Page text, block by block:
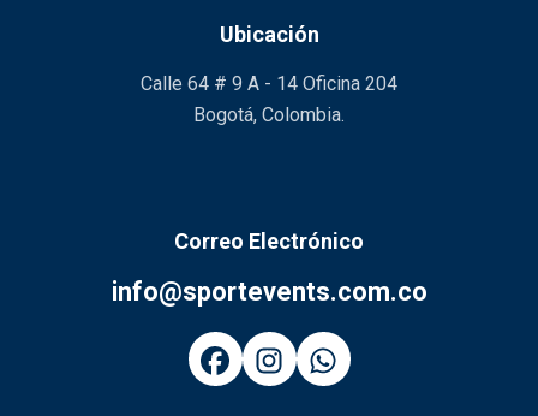
Ubicación
Calle 64 # 9 A - 14 Oficina 204
Bogotá, Colombia.
Correo Electrónico
info@sportevents.com.co